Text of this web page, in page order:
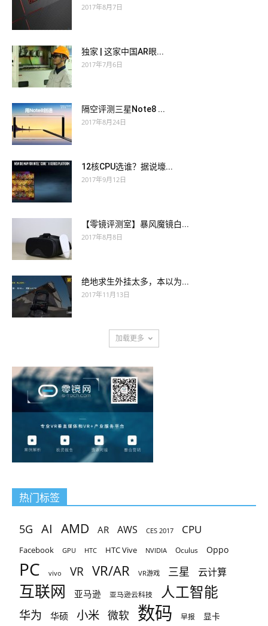
2017年8月7日
独家 | 这家中国AR眼...
2017年7月6日
隔空评测三星Note8 ...
2017年8月24日
12核CPU选谁？据说壕...
2017年9月12日
【零镜评测室】暴风魔镜白...
2017年8月8日
绝地求生外挂太多，本以为...
2017年11月13日
加载更多
热门标签
5G AI AMD AR AWS CES 2017 CPU
Facebook GPU HTC HTC Vive NVIDIA Oculus Oppo
PC vivo VR VR/AR VR游戏 三星 云计算
互联网 亚马逊 亚马逊云科技 人工智能
华为 华硕 小米 微软 数码 早报 显卡